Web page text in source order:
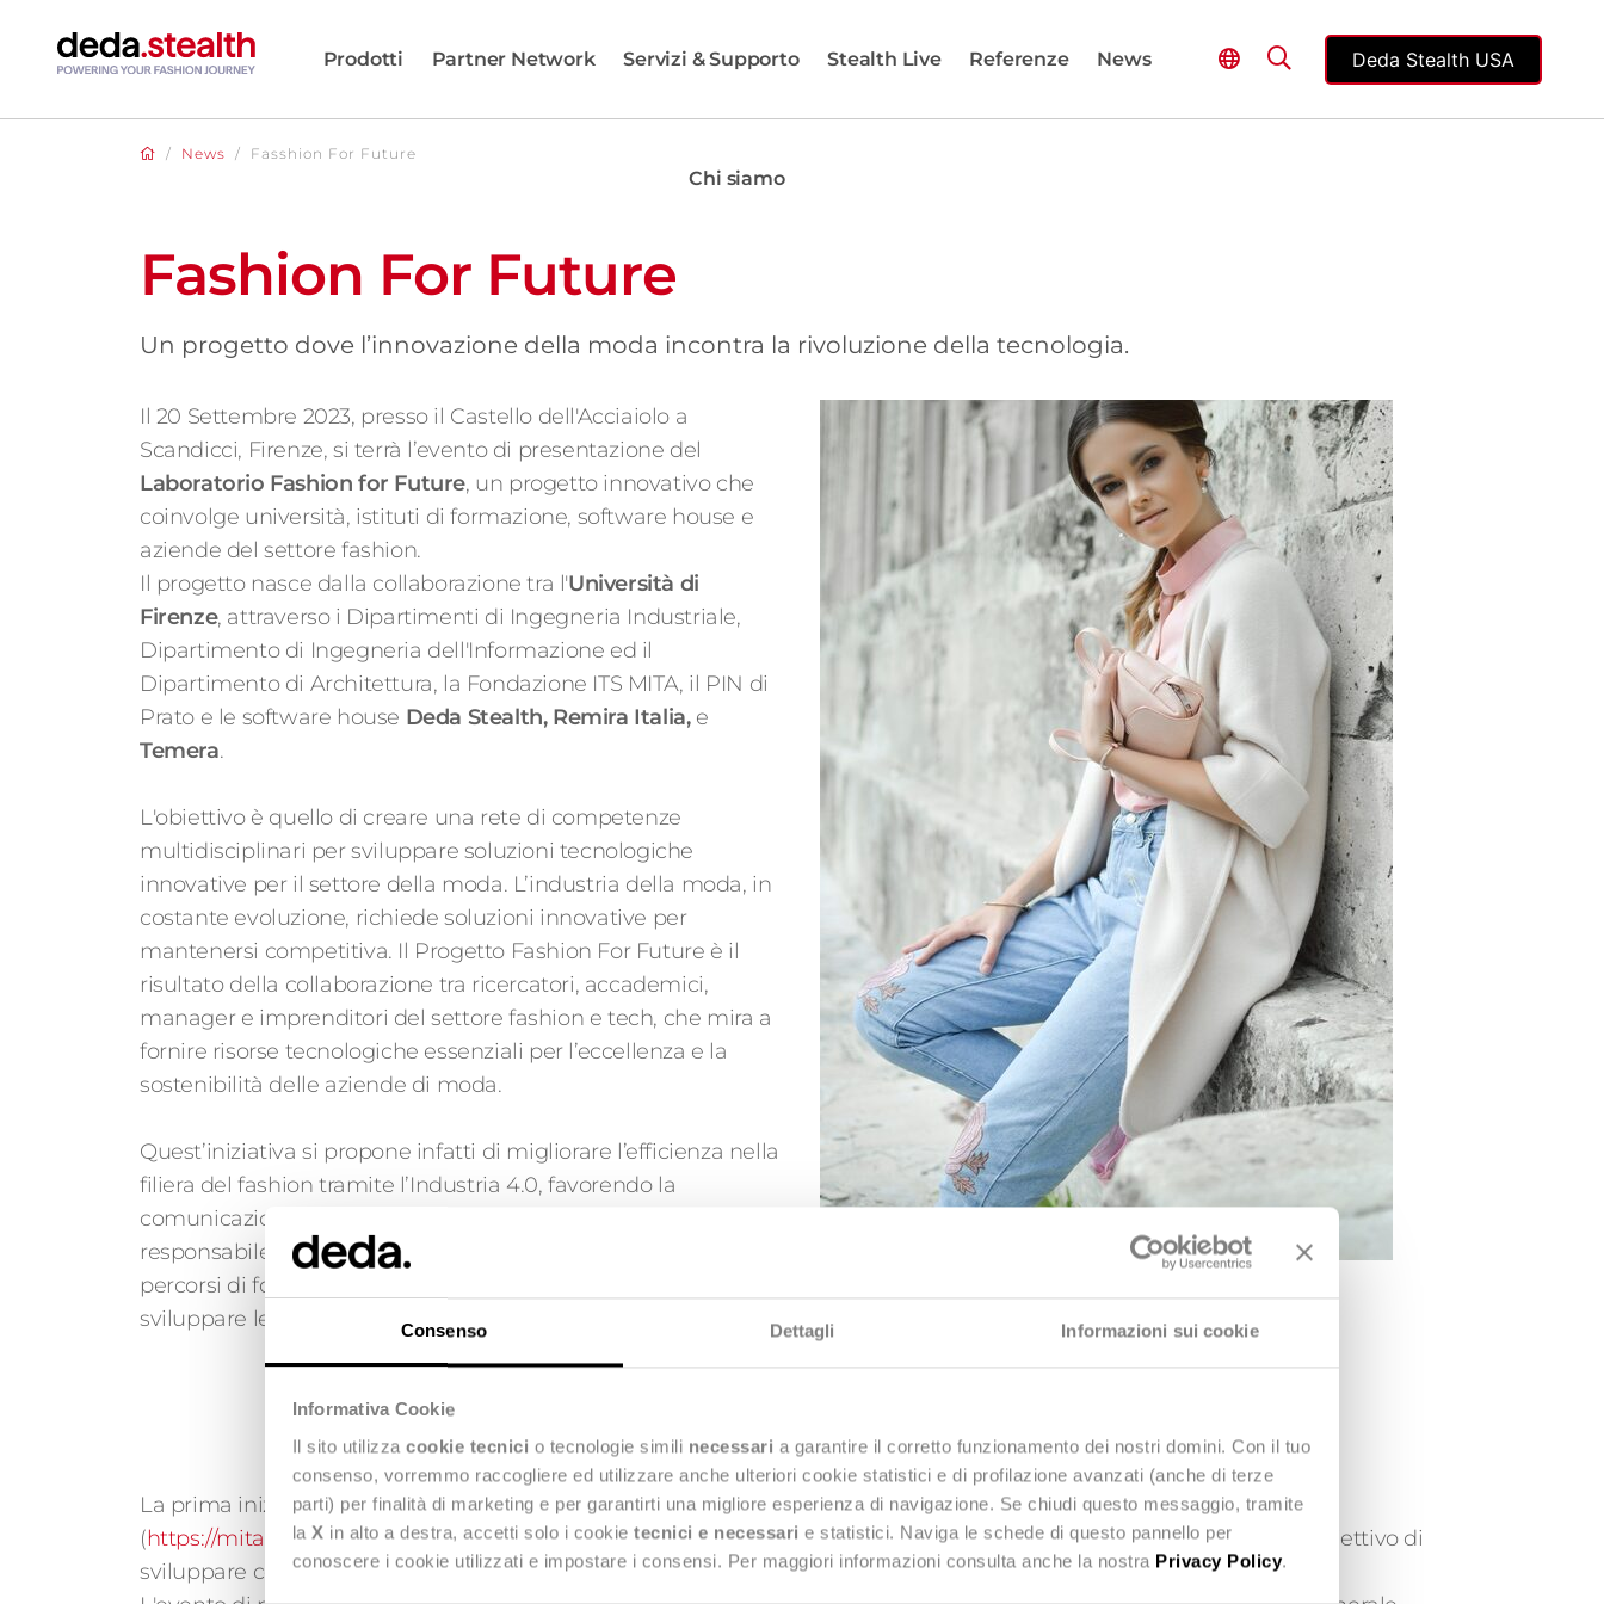
Consenso Dettagli Informazioni sui cookie
Informativa Cookie
Il sito utilizza cookie tecnici o tecnologie simili necessari a garantire il corretto funzionamento dei nostri domini. Con il tuo
consenso, vorremmo raccogliere ed utilizzare anche ulteriori cookie statistici e di profilazione avanzati (anche di terze
parti) per finalità di marketing e per garantirti una migliore esperienza di navigazione. Se chiudi questo messaggio, tramite
la X in alto a destra, accetti solo i cookie tecnici e necessari e statistici. Naviga le schede di questo pannello per
conoscere i cookie utilizzati e impostare i consensi. Per maggiori informazioni consulta anche la nostra Privacy Policy.
Prodotti Partner Network Servizi & Supporto Stealth Live Referenze News
Chi siamo
Deda Stealth USA
/ News / Fasshion For Future
Fashion For Future
Un progetto dove l’innovazione della moda incontra la rivoluzione della tecnologia.
Il 20 Settembre 2023, presso il Castello dell'Acciaiolo a
Scandicci, Firenze, si terrà l’evento di presentazione del
Laboratorio Fashion for Future, un progetto innovativo che
coinvolge università, istituti di formazione, software house e
aziende del settore fashion.
Il progetto nasce dalla collaborazione tra l'Università di
Firenze, attraverso i Dipartimenti di Ingegneria Industriale,
Dipartimento di Ingegneria dell'Informazione ed il
Dipartimento di Architettura, la Fondazione ITS MITA, il PIN di
Prato e le software house Deda Stealth, Remira Italia,e
Temera.
L'obiettivo è quello di creare una rete di competenze
multidisciplinari per sviluppare soluzioni tecnologiche
innovative per il settore della moda. L’industria della moda, in
costante evoluzione, richiede soluzioni innovative per
mantenersi competitiva. Il Progetto Fashion For Future è il
risultato della collaborazione tra ricercatori, accademici,
manager e imprenditori del settore fashion e tech, che mira a
fornire risorse tecnologiche essenziali per l’eccellenza e la
sostenibilità delle aziende di moda.
Quest’iniziativa si propone infatti di migliorare l’efficienza nella
filiera del fashion tramite l’Industria 4.0, favorendo la
comunicazione tra moda e IT e promuovendo una produzione
responsabile e sostenibile. Saranno organizzati eventi e
percorsi di formazione per presentare soluzioni innovative e
sviluppare le competenze del settore.
La prima iniziativa formativa sarà lanciata in occasione dell’evento. Si tratta del progettoTRAIN FOR DIGITAL
(https://mitacademy.it/trainfordigital/), selezionato dal Fondo per la Repubblica Digitale – Impresa sociale, che ha l’obiettivo di
sviluppare competenze digitali e tecniche per il settore moda e rivolto a 334 giovani fra i 18 e i 34 anni in tutta Italia.